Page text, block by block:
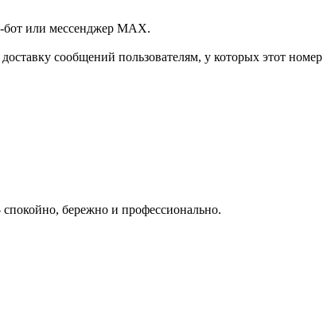
бот или мессенджер МАХ.
сообщений пользователям, у которых этот номер
бережно и профессионально.